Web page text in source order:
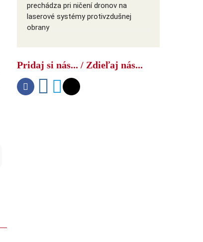
prechádza pri ničení dronov na
laserové systémy protivzdušnej
obrany
šokom
Pridaj si nás... / Zdieľaj nás...